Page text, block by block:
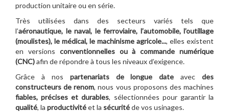
production unitaire ou en série.
Très utilisées dans des secteurs variés tels que
l’aéronautique, le naval, le ferroviaire, l’automobile, l’outillage
(moulistes), le médical, le machinisme agricole..., elles existent
en versions conventionnelles ou à commande numérique
(CNC)afin de répondre à tous les niveaux d’exigence.
Grâce à nos partenariats de longue dateavec des
constructeurs de renom, nous vous proposons des machines
fiables, précises et durables, sélectionnées pour garantir la
qualité, la productivitéet la sécuritéde vos usinages.